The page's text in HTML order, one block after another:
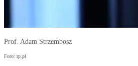
Prof. Adam Strzembosz
Foto: rp.pl